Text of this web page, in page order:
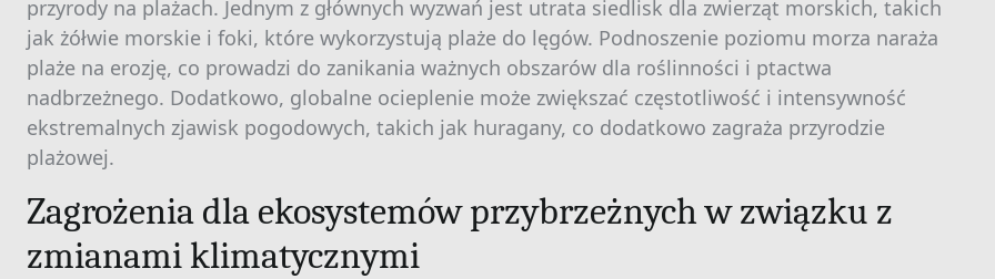
przyrody na plażach. Jednym z głównych wyzwań jest utrata siedlisk dla zwierząt morskich, takich
jak żółwie morskie i foki, które wykorzystują plaże do lęgów. Podnoszenie poziomu morza naraża
plaże na erozję, co prowadzi do zanikania ważnych obszarów dla roślinności i ptactwa
nadbrzeżnego. Dodatkowo, globalne ocieplenie może zwiększać częstotliwość i intensywność
ekstremalnych zjawisk pogodowych, takich jak huragany, co dodatkowo zagraża przyrodzie
plażowej.
Zagrożenia dla ekosystemów przybrzeżnych w związku z
zmianami klimatycznymi